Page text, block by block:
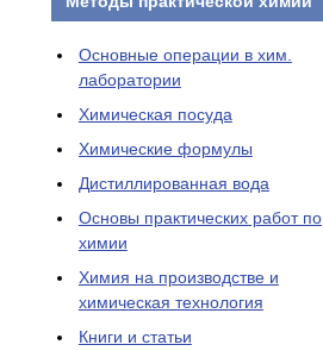
Основные операции в хим.
лаборатории
Химическая посуда
Химические формулы
Дистиллированная вода
Основы практических работ по
химии
Химия на производстве и
химическая технология
Книги и статьи